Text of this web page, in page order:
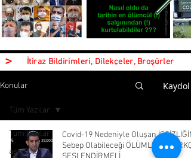
İtiraz Bildirimleri, Dilekçeler, Broşürler
>
Konular Kaydol
Tüm Yazılar
aşı
Tüm Yazılar
Covid-19 Nedeniyle Oluşan İŞSİZLİĞİN
Sebep Olabileceği ÖLÜMLER -